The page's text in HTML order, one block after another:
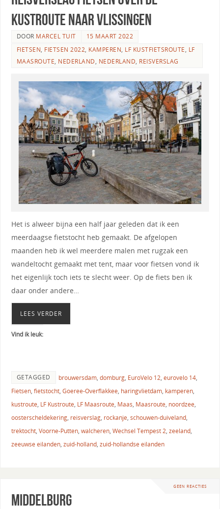
Kustroute naar Vlissingen
DOOR MARCEL TUIT
15 MAART 2022
FIETSEN, FIETSEN 2022, KAMPEREN, LF KUSTFIETSROUTE, LF
MAASROUTE, NEDERLAND, NEDERLAND, REISVERSLAG
Het is alweer bijna een half jaar geleden dat ik een
meerdaagse fietstocht heb gemaakt. De afgelopen
maanden heb ik wel meerdere malen met rugzak een
wandeltocht gemaakt met tent, maar voor fietsen vond ik
het eigenlijk toch iets te slecht weer. Op de fiets ben ik
daar onder andere…
LEES VERDER
Vind ik leuk:
GETAGGED brouwersdam, domburg, EuroVelo 12, eurovelo 14,
Fietsen, fietstocht, Goeree-Overflakkee, haringvlietdam, kamperen,
kustroute, LF Kustroute, LF Maasroute, Maas, Maasroute, noordzee,
oosterscheldekering, reisverslag, rockanje, schouwen-duiveland,
trektocht, Voorne-Putten, walcheren, Wechsel Tempest 2, zeeland,
zeeuwse eilanden, zuid-holland, zuid-hollandse eilanden
GEEN REACTIES
Middelburg